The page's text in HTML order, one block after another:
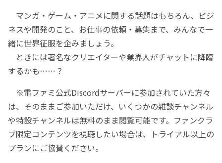
マンガ・ゲーム・アニメに関する話題はもちろん、ビジ
ネスや開発のこと、お仕事の依頼・募集まで、みんなで一
緒に世界征服を企みましょう。
ときには著名なクリエイターや業界人がチャットに降臨
するかも……？
※電ファミ公式Discordサーバーに参加されていた方々
は、そのままご参加いただけ、いくつかの雑談チャンネル
や特設チャンネルは無料のまま閲覧可能です。ファンクラ
ブ限定コンテンツを視聴したい場合は、トライアル以上の
プランにご協賛ください。